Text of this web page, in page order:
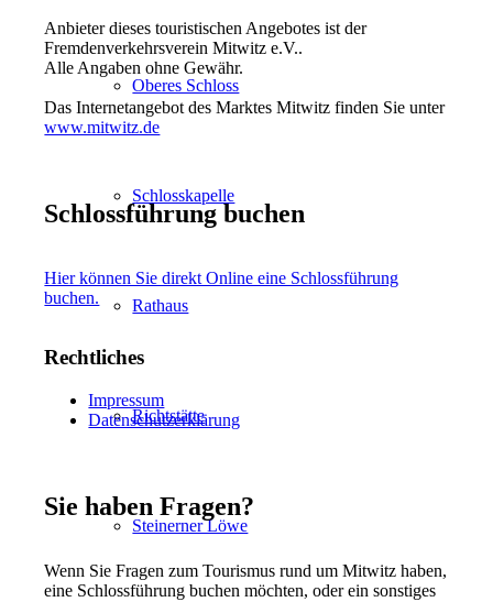
Oberes Schloss
Schlosskapelle
Rathaus
Richtstätte
Steinerner Löwe
Anbieter dieses touristischen Angebotes ist der
Fremdenverkehrsverein Mitwitz e.V..
Alle Angaben ohne Gewähr.
Das Internetangebot des Marktes Mitwitz finden Sie unter
www.mitwitz.de
Schlossführung buchen
Hier können Sie direkt Online eine Schlossführung
buchen.
Rechtliches
Impressum
Datenschutzerklärung
Sie haben Fragen?
Wenn Sie Fragen zum Tourismus rund um Mitwitz haben,
eine Schlossführung buchen möchten, oder ein sonstiges